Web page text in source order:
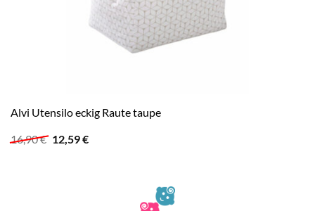
Alvi Utensilo eckig Raute taupe
16,90€ Ursprünglicher
Preis
12,59€Aktueller